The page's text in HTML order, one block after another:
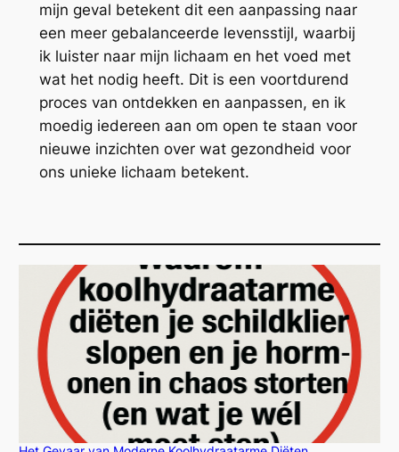
mijn geval betekent dit een aanpassing naar
een meer gebalanceerde levensstijl, waarbij
ik luister naar mijn lichaam en het voed met
wat het nodig heeft. Dit is een voortdurend
proces van ontdekken en aanpassen, en ik
moedig iedereen aan om open te staan voor
nieuwe inzichten over wat gezondheid voor
ons unieke lichaam betekent.